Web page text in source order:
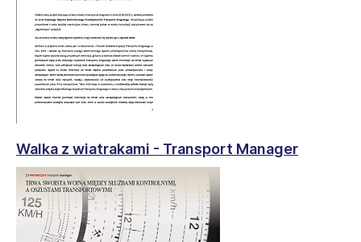
Walka z wiatrakami - Transport Manager